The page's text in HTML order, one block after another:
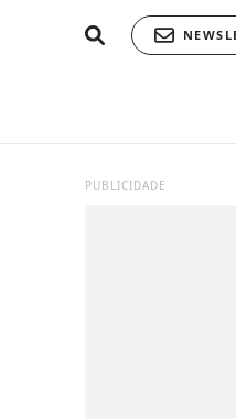
PUBLICIDADE